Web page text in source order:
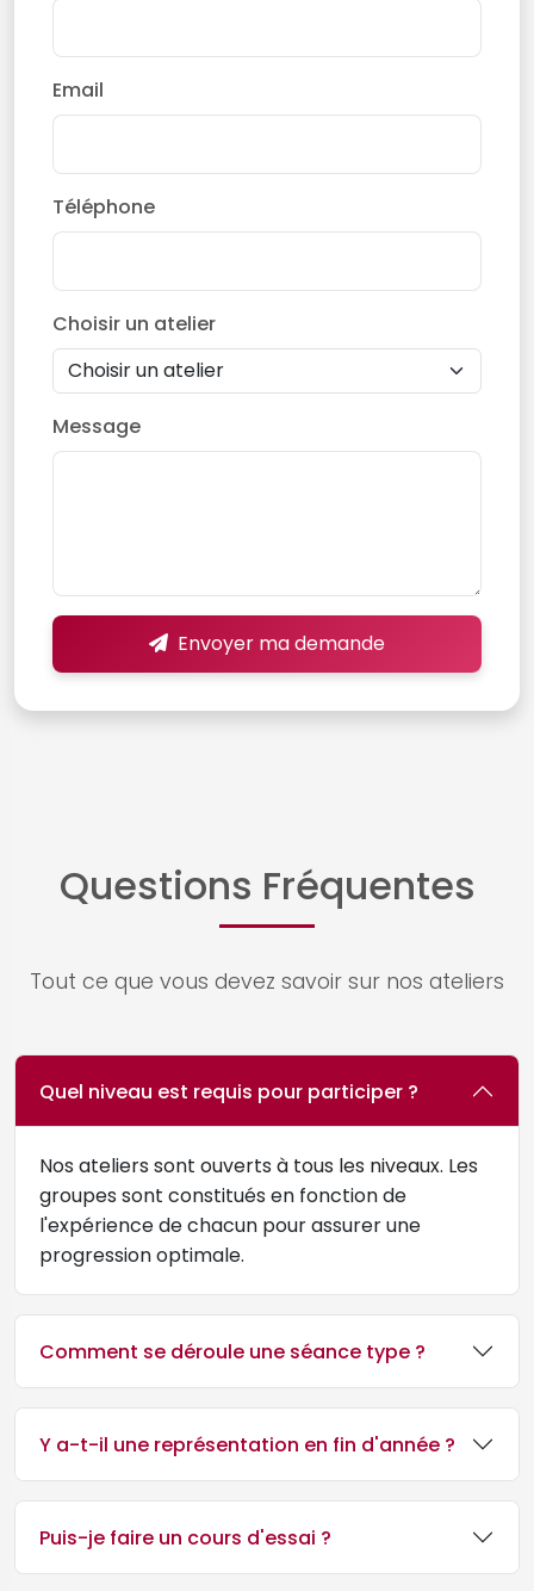
Email
Téléphone
Choisir un atelier
Message
Envoyer ma demande
Questions Fréquentes
Tout ce que vous devez savoir sur nos ateliers
Quel niveau est requis pour participer ?
Nos ateliers sont ouverts à tous les niveaux. Les
groupes sont constitués en fonction de
l'expérience de chacun pour assurer une
progression optimale.
Comment se déroule une séance type ?
Y a-t-il une représentation en fin d'année ?
Puis-je faire un cours d'essai ?